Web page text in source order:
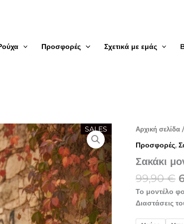
Προσφορές Σχετικά με εμάς
SALES Αρχική σελίδα
Προσφορές,
Σακάκι
99,90€
Το μοντέλο
Διαστάσεις
Σακάκι
με
χρυσά
κουμπιά
ποσότητα